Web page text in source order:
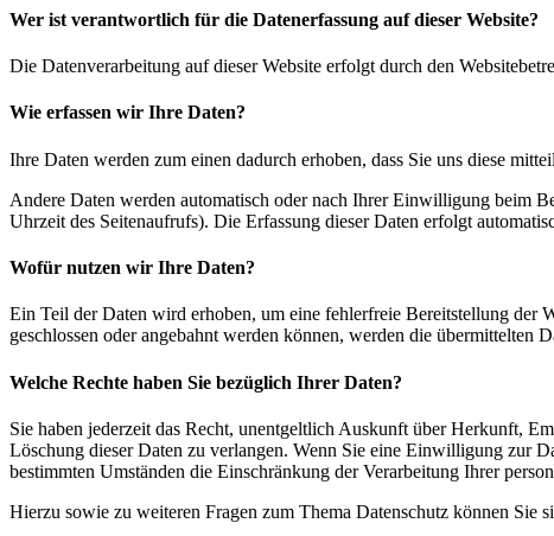
Wer ist verantwortlich für die Datenerfassung auf dieser Website?
Die Datenverarbeitung auf dieser Website erfolgt durch den
Wie erfassen wir Ihre Daten?
Ihre Daten werden zum einen dadurch erhoben, dass Sie uns diese
Andere Daten werden automatisch oder nach Ihrer Einwilligung beim
Uhrzeit des Seitenaufrufs). Die Erfassung dieser Daten erfolgt
Wofür nutzen wir Ihre Daten?
Ein Teil der Daten wird erhoben, um eine fehlerfreie Bereitstellung der
geschlossen oder angebahnt werden können, werden die übermittelten
Welche Rechte haben Sie bezüglich Ihrer Daten?
Sie haben jederzeit das Recht, unentgeltlich Auskunft über Herkunft,
Löschung dieser Daten zu verlangen. Wenn Sie eine Einwilligung zur
bestimmten Umständen die Einschränkung der Verarbeitung Ihrer
Hierzu sowie zu weiteren Fragen zum Thema Datenschutz können Sie